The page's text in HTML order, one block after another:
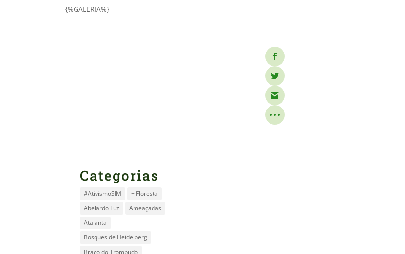
{%GALERIA%}
Categorias
#AtivismoSIM
+ Floresta
Abelardo Luz
Ameaçadas
Atalanta
Bosques de Heidelberg
Braço do Trombudo